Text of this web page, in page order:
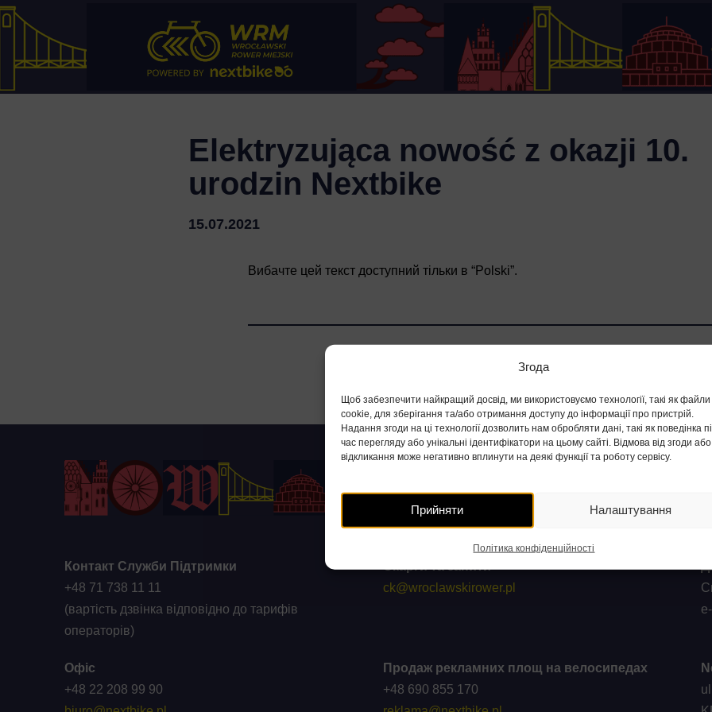
Згода
Щоб забезпечити найкращий досвід, ми використовуємо технології, такі як файли
cookie, для зберігання та/або отримання доступу до інформації про пристрій.
Надання згоди на ці технології дозволить нам обробляти дані, такі як поведінка
час перегляду або унікальні ідентифікатори на цьому сайті. Відмова від згоди або
відкликання може негативно вплинути на деякі функції та роботу сервісу.
Прийняти Налаштування
Політика конфіденційності
Elektryzująca nowość z okazji 10.
urodzin Nextbike
15.07.2021
Вибачте цей текст доступний тільки в “Polski”.
Контакт Служби Підтримки
+48 71 738 11 11
(вартість дзвінка відповідно до тарифів
операторів)
Скарги та запити
ck@wroclawskirower.pl
Офіс
+48 22 208 99 90
Продаж рекламних площ на велосипедах
+48 690 855 170